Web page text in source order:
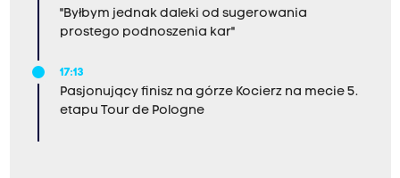
"Byłbym jednak daleki od sugerowania
prostego podnoszenia kar"
17:13
Pasjonujący finisz na górze Kocierz na mecie 5.
etapu Tour de Pologne